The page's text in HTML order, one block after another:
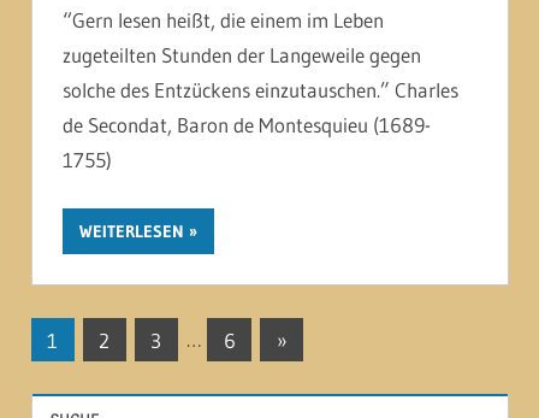
“Gern lesen heißt, die einem im Leben
zugeteilten Stunden der Langeweile gegen
solche des Entzückens einzutauschen.” Charles
de Secondat, Baron de Montesquieu (1689-
1755)
WEITERLESEN
Seitennummerierung
der
1 2 3 … 6
Nächste
»